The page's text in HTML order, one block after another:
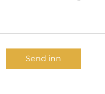
Send inn